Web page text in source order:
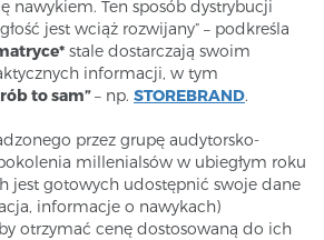
nawykiem. Ten sposób dystrybucji
jest wciąż rozwijany” – podkreśla
stale dostarczają swoim
informacji, w tym
to sam”– np. STOREBRAND.
przez grupę audytorsko-
millenialsów w ubiegłym roku
jest gotowych udostępnić swoje dane
informacje o nawykach)
otrzymać cenę dostosowaną do ich